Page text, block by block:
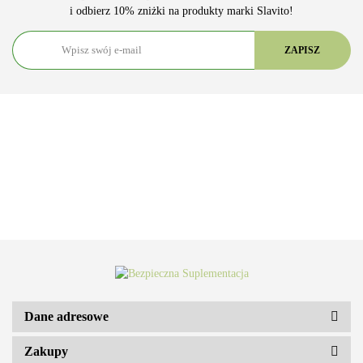
i odbierz 10% zniżki na produkty marki Slavito!
Dane adresowe
Zakupy